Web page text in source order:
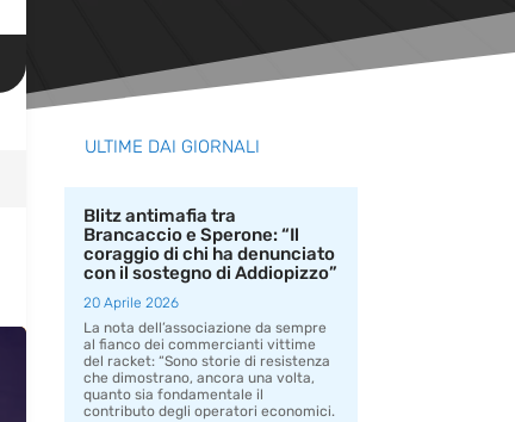
ULTIME DAI GIORNALI
Blitz antimafia tra
Brancaccio e Sperone: “Il
coraggio di chi ha denunciato
con il sostegno di Addiopizzo”
20 Aprile 2026
La nota dell’associazione da sempre
al fianco dei commercianti vittime
del racket: “Sono storie di resistenza
che dimostrano, ancora una volta,
quanto sia fondamentale il
contributo degli operatori economici.